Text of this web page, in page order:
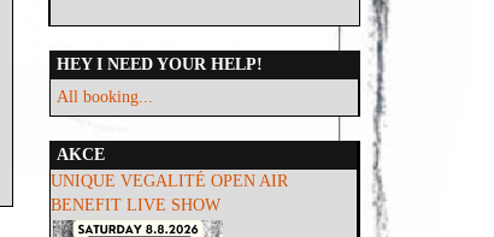
HEY I NEED YOUR HELP!
All booking...
AKCE
UNIQUE VEGALITÉ OPEN AIR
BENEFIT LIVE SHOW